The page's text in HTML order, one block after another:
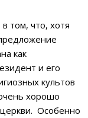
том, что, хотя
как
и его
культов
хорошо
Особенно